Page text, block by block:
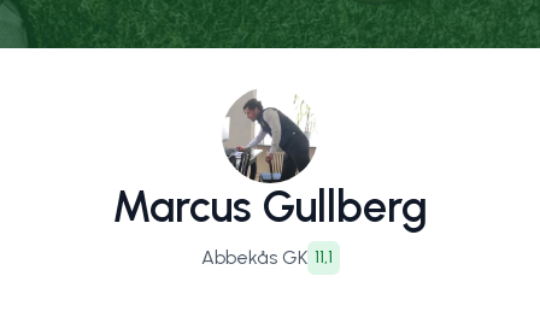
Marcus Gullberg
Abbekås GK 11,1